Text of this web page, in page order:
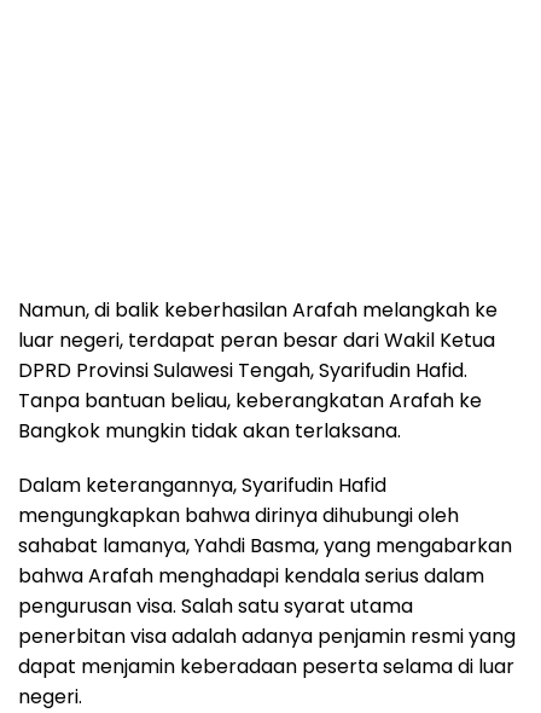
Namun, di balik keberhasilan Arafah melangkah ke
luar negeri, terdapat peran besar dari Wakil Ketua
DPRD Provinsi Sulawesi Tengah, Syarifudin Hafid.
Tanpa bantuan beliau, keberangkatan Arafah ke
Bangkok mungkin tidak akan terlaksana.
Dalam keterangannya, Syarifudin Hafid
mengungkapkan bahwa dirinya dihubungi oleh
sahabat lamanya, Yahdi Basma, yang mengabarkan
bahwa Arafah menghadapi kendala serius dalam
pengurusan visa. Salah satu syarat utama
penerbitan visa adalah adanya penjamin resmi yang
dapat menjamin keberadaan peserta selama di luar
negeri.